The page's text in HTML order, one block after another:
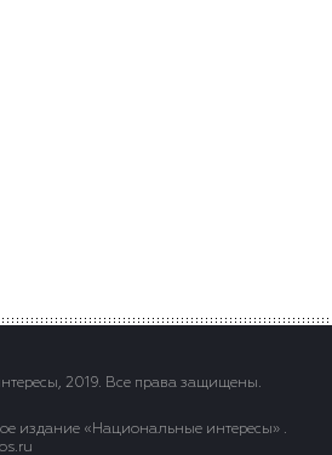
2019. Все права защищены.
издание «Национальные интересы» .